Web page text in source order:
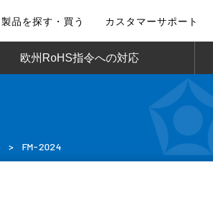
製品を探す・買う カスタマーサポート
欧州RoHS指令への対応
> FM-2024